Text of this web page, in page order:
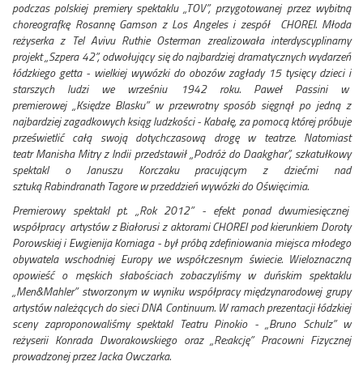
podczas polskiej premiery spektaklu „TOV”, przygotowanej przez wybitną
choreografkę Rosannę Gamson z Los Angeles i zespół CHOREI. Młoda
reżyserka z Tel Avivu Ruthie Osterman zrealizowała interdyscyplinarny
projekt „Szpera 42”, odwołujący się do najbardziej dramatycznych wydarzeń
łódzkiego getta - wielkiej wywózki do obozów zagłady 15 tysięcy dzieci i
starszych ludzi we wrześniu 1942 roku. Paweł Passini w
premierowej „Księdze Blasku” w przewrotny sposób sięgnął po jedną z
najbardziej zagadkowych ksiąg ludzkości - Kabałę, za pomocą której próbuje
prześwietlić całą swoją dotychczasową drogę w teatrze. Natomiast
teatr Manisha Mitry z Indii przedstawił „Podróż do Daakghar”, szkatułkowy
spektakl o Januszu Korczaku pracującym z dziećmi nad
sztuką Rabindranath Tagore w przeddzień wywózki do Oświęcimia.
Premierowy spektakl pt. „Rok 2012” - efekt ponad dwumiesięcznej
współpracy artystów z Białorusi z aktorami CHOREI pod kierunkiem Doroty
Porowskiej i Ewgienija Korniaga - był próbą zdefiniowania miejsca młodego
obywatela wschodniej Europy we współczesnym świecie. Wieloznaczną
opowieść o męskich słabościach zobaczyliśmy w duńskim spektaklu
„Men&Mahler” stworzonym w wyniku współpracy międzynarodowej grupy
artystów należących do sieci DNA Continuum. W ramach prezentacji łódzkiej
sceny zaproponowaliśmy spektakl Teatru Pinokio - „Bruno Schulz” w
reżyserii Konrada Dworakowskiego oraz „Re:akcję” Pracowni Fizycznej
prowadzonej przez Jacka Owczarka.